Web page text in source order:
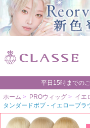
平日15時までの
ホーム > PROウィッグ > イエ
タンダードボブ - イエローブラ